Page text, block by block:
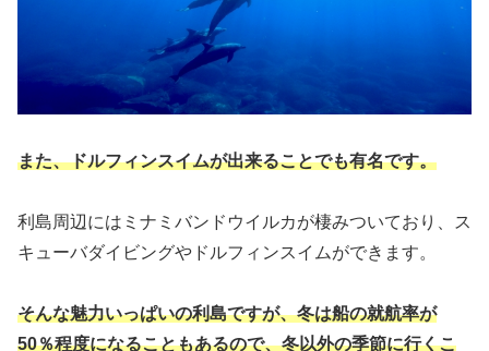
また、ドルフィンスイムが出来ることでも有名です。
利島周辺にはミナミバンドウイルカが棲みついており、ス
キューバダイビングやドルフィンスイムができます。
そんな魅力いっぱいの利島ですが、冬は船の就航率が
50％程度になることもあるので、冬以外の季節に行くこ